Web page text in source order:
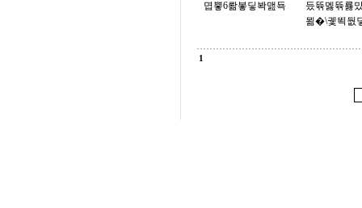
몁뿧6뢂봏딯봑맲됵
듰뜎멣뜎룛
묆�\궻뙥둾
1